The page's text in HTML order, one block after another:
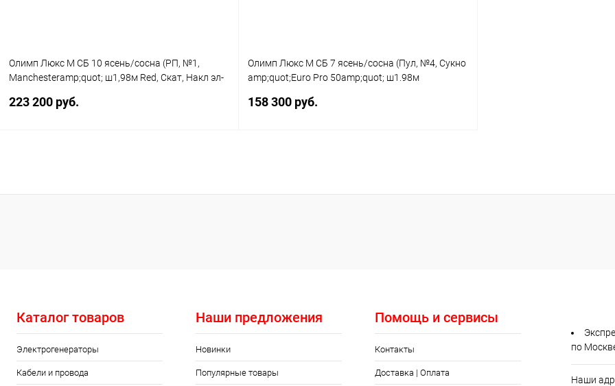
Олимп Люкс М СБ 10 ясень/сосна (РП, №1,
Manchesteramp;quot; ш1,98м Red, Скат, Накл эл-
223 200 руб.
Купить в 1 клик Сравнение
Олимп Люкс М СБ 7 ясень/сосна (Пул, №4, Сукно
amp;quot;Euro Pro 50amp;quot; ш1.98м
158 300 руб.
Купить в 1 клик Сравнение
Каталог товаров
Электрогенераторы
Кабели и провода
Наши предложения
Новинки
Популярные товары
Помощь и сервисы
Контакты
Доставка | Оплата
по
Наши